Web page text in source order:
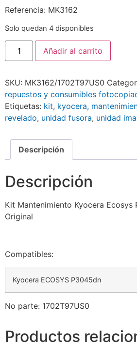
Referencia: MK3162
Solo quedan 4 disponibles
Añadir al carrito
SKU: MK3162/1702T97US0
repuestos y consumibles
Etiquetas: kit, kyocera,
revelado, unidad fusora, unidad
Descripción
Descripción
Kit Mantenimiento Kyocera Ecosys
Original
Compatibles:
Kyocera ECOSYS P3045dn
No parte: 1702T97US0
Productos